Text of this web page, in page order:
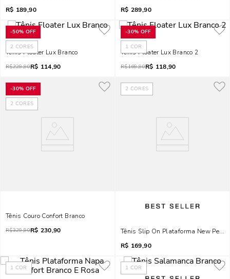
R$ 189,90
R$ 289,90
-50% OFF
2 CORES
Tênis Floater Lux Branco
R$229,90R$ 114,90
-30% OFF
1 COR
Tênis Floater Lux Branco 2
R$169,90R$ 118,90
-30% OFF
2 CORES
Tênis Couro Confort Branco
R$329,90R$ 230,90
2 CORES
Tênis Slip On Plataforma New Pele
R$ 169,90
1 COR 1 COR